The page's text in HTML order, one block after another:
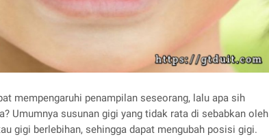
mempengaruhi penampilan seseorang, lalu apa sih
Umumnya susunan gigi yang tidak rata di sebabkan oleh
gigi berlebihan, sehingga dapat mengubah posisi gigi.